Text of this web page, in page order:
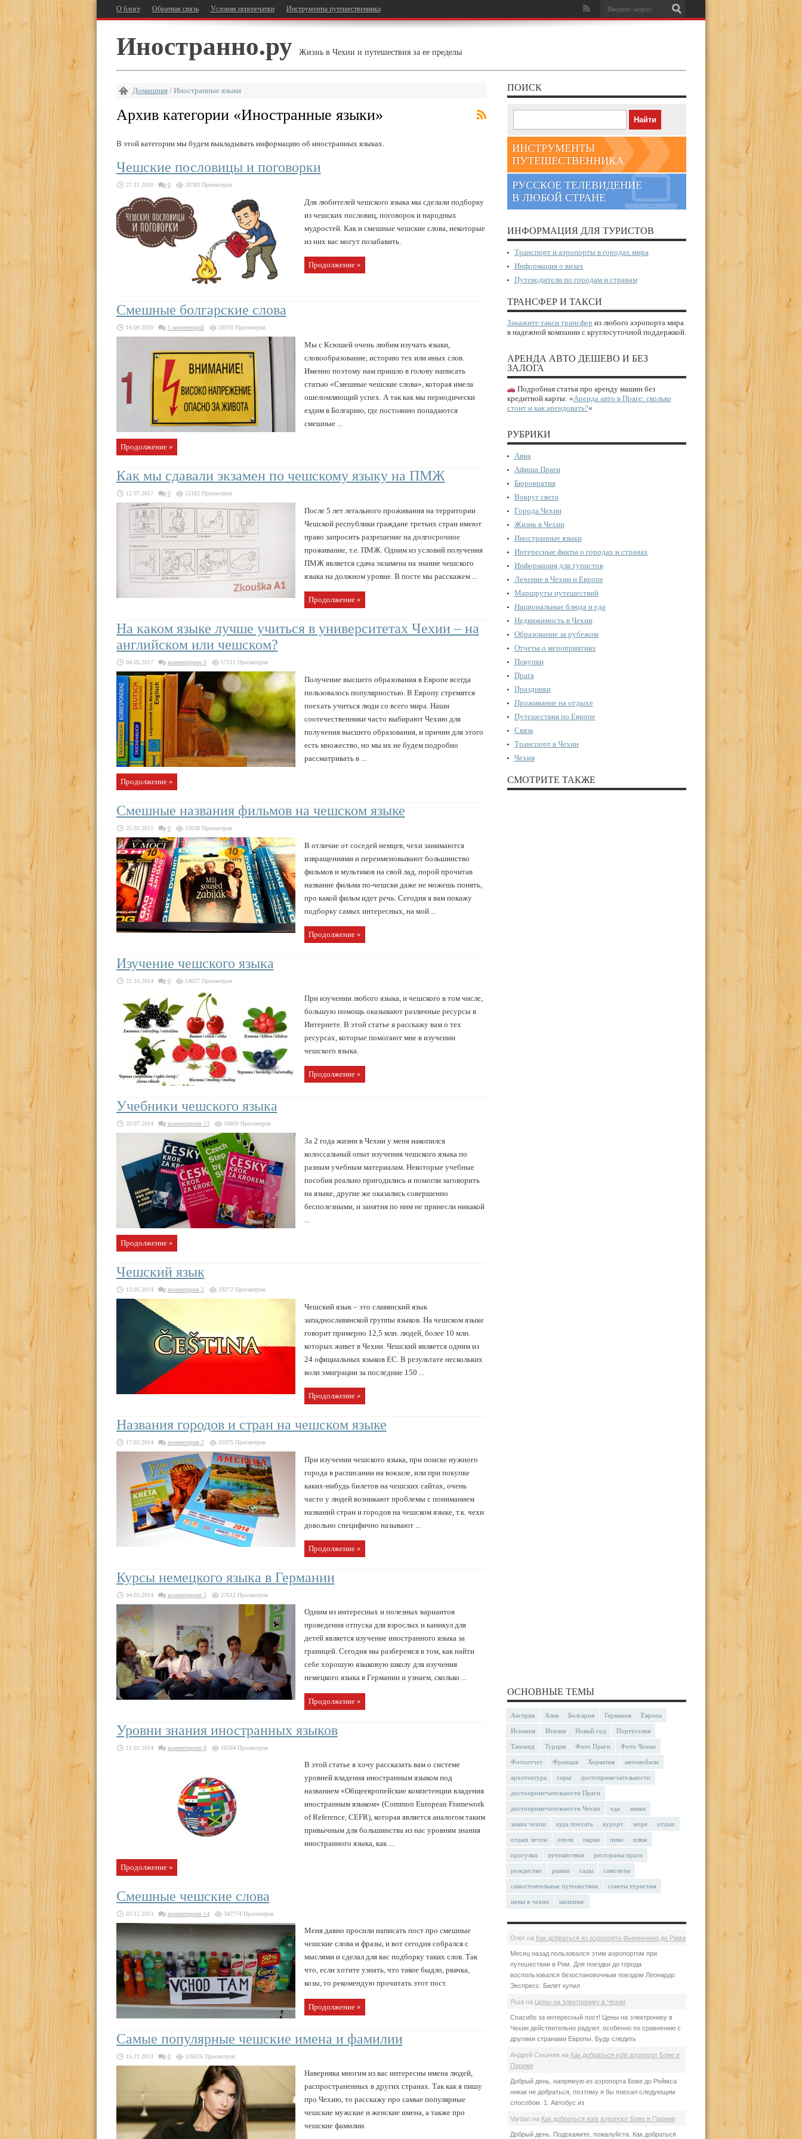
О блоге Обратная связь Условия перепечатки Инструменты путешественника
Иностранно.ру Жизнь в Чехии и путешествия за ее пределы
Домашняя/ Иностранные языки
Архив категории «Иностранные языки»
В этой категории мы будем выкладывать информацию об иностранных языках.
Чешские пословицы и поговорки
27.11.2020 0 20783 Просмотров
Для любителей чешского языка мы сделали подборку
из чешских пословиц, поговорок и народных
мудростей. Как и смешные чешские слова, некоторые
из них вас могут позабавить.
Продолжение »
Смешные болгарские слова
14.08.2020 1 комментарий 28970 Просмотров
Мы с Ксюшей очень любим изучать языки,
словообразование, историю тех или иных слов.
Именно поэтому нам пришло в голову написать
статью «Смешные чешские слова», которая имела
ошеломляющий успех. А так как мы периодически
ездим в Болгарию, где постоянно попадаются
смешные ...
Продолжение »
Как мы сдавали экзамен по чешскому языку на ПМЖ
12.07.2017 0 15182 Просмотров
После 5 лет легального проживания на территории
Чешской республики граждане третьих стран имеют
право запросить разрешение на долгосрочное
проживание, т.е. ПМЖ. Одним из условий получения
ПМЖ является сдача экзамена на знание чешского
языка на должном уровне. В посте мы расскажем ...
Продолжение »
На каком языке лучше учиться в университетах Чехии – на
английском или чешском?
04.05.2017 комментариев 6 17211 Просмотров
Получение высшего образования в Европе всегда
пользовалось популярностью. В Европу стремятся
поехать учиться люди со всего мира. Наши
соотечественники часто выбирают Чехию для
получения высшего образования, и причин для этого
есть множество, но мы их не будем подробно
рассматривать в ...
Продолжение »
Смешные названия фильмов на чешском языке
25.03.2015 0 15638 Просмотров
В отличие от соседей немцев, чехи занимаются
извращениями и переименовывают большинство
фильмов и мультиков на свой лад, порой прочитав
название фильма по-чешски даже не можешь понять,
про какой фильм идет речь. Сегодня я вам покажу
подборку самых интересных, на мой ...
Продолжение »
Изучение чешского языка
22.10.2014 0 14027 Просмотров
При изучении любого языка, и чешского в том числе,
большую помощь оказывают различные ресурсы в
Интернете. В этой статье я расскажу вам о тех
ресурсах, которые помогают мне в изучении
чешского языка.
Продолжение »
Учебники чешского языка
20.07.2014 комментариев 13 50809 Просмотров
За 2 года жизни в Чехии у меня накопился
колоссальный опыт изучения чешского языка по
разным учебным материалам. Некоторые учебные
пособия реально пригодились и помогли заговорить
на языке, другие же оказались совершенно
бесполезными, и занятия по ним не принесли никакой
Продолжение »
Чешский язык
13.05.2014 комментария 2 29272 Просмотров
Чешский язык – это славянский язык
западнославянской группы языков. На чешском языке
говорит примерно 12,5 млн. людей, более 10 млн.
которых живет в Чехии. Чешский является одним из
24 официальных языков ЕС. В результате нескольких
волн эмиграции за последние 150 ...
Продолжение »
Названия городов и стран на чешском языке
17.03.2014 комментария 2 31975 Просмотров
При изучении чешского языка, при поиске нужного
города в расписании на вокзале, или при покупке
каких-нибудь билетов на чешских сайтах, очень
часто у людей возникают проблемы с пониманием
названий стран и городов на чешском языке, т.к. чехи
довольно специфично называют ...
Продолжение »
Курсы немецкого языка в Германии
04.03.2014 комментариев 5 27612 Просмотров
Одним из интересных и полезных вариантов
проведения отпуска для взрослых и каникул для
детей является изучение иностранного языка за
границей. Сегодня мы разберемся в том, как найти
себе хорошую языковую школу для изучения
немецкого языка в Германии и узнаем, сколько ...
Продолжение »
Уровни знания иностранных языков
11.02.2014 комментариев 8 16584 Просмотров
В этой статье я хочу рассказать вам о системе
уровней владения иностранным языком под
названием «Общеевропейские компетенции владения
иностранным языком» (Common European Framework
of Reference, CEFR), которая является аналогом таким
привычным для большинства из нас уровням знания
иностранного языка, как ...
Продолжение »
Смешные чешские слова
03.12.2013 комментариев 14 347774 Просмотров
Меня давно просили написать пост про смешные
чешские слова и фразы, и вот сегодня собрался с
мыслями и сделал для вас подборку таких слов. Так
что, если хотите узнать, что такое быдло, рвачка,
козы, то рекомендую прочитать этот пост.
Продолжение »
Самые популярные чешские имена и фамилии
15.11.2013 0 326026 Просмотров
Наверняка многим из вас интересны имена людей,
распространенных в других странах. Так как я пишу
про Чехию, то расскажу про самые популярные
чешские мужские и женские имена, а также про
чешские фамилии.
ПОИСК
ИНСТРУМЕНТЫ
ПУТЕШЕСТВЕННИКА
РУССКОЕ ТЕЛЕВИДЕНИЕ
В ЛЮБОЙ СТРАНЕ
ИНФОРМАЦИЯ ДЛЯ ТУРИСТОВ
Транспорт и аэропорты в городах мира
Информация о визах
Путеводители по городам и странам
ТРАНСФЕР И ТАКСИ
Закажите такси трансфер из любого аэропорта мира
в надежной компании с круглосуточной поддержкой.
АРЕНДА АВТО ДЕШЕВО И БЕЗ
ЗАЛОГА
Подробная статья про аренду машин без
кредитной карты: «Аренда авто в Праге: сколько
стоит и как арендовать?«
РУБРИКИ
Авиа
Афиша Праги
Бюрократия
Вокруг света
Города Чехии
Жизнь в Чехии
Иностранные языки
Интересные факты о городах и странах
Информация для туристов
Лечение в Чехии и Европе
Маршруты путешествий
Национальные блюда и еда
Недвижимость в Чехии
Образование за рубежом
Отчеты о мероприятиях
Покупки
Прага
Праздники
Проживание на отдыхе
Путешествия по Европе
Связь
Транспорт в Чехии
Чехия
СМОТРИТЕ ТАКЖЕ
ОСНОВНЫЕ ТЕМЫ
Австрия Азия Болгария Германия Европа
Испания Италия Новый год Португалия
Таиланд Турция Фото Праги Фото Чехии
Фотоотчет Франция Хорватия автомобили
архитектура горы достопримечательности
достопримечательности Праги
достопримечательности Чехии еда замки
замки чехии куда поехать курорт море отдых
отдых летом отели парки пиво пляж
прогулки путешествия рестораны праги
рождество рынки сады самолеты
самостоятельные путешествия советы туристам
цены в чехии шоппинг
Олегна Как добраться из аэропорта Фьюмичино до Рима
Месяц назад пользовался этим аэропортом при
путешествии в Рим. Для поездки до города
воспользовался безостановочным поездом Леонардо
Экспресс. Билет купил
Яша на Цены на электронику в Чехии
Спасибо за интересный пост! Цены на электронику в
Чехии действительно радуют, особенно по сравнению с
другими странами Европы. Буду следить
Андрей Секачев на Как добраться из/в аэропорт Бове в
Париже
Добрый день, напрямую из аэропорта Бове до Реймса
никак не добраться, поэтому я бы поехал следующим
способом. 1. Автобус из
Vardanна Как добраться из/в аэропорт Бове в Париже
Добрый день. Подскажите, пожалуйста. Как добраться